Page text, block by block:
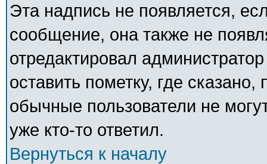
Эта надпись не появляется,
сообщение, она также не
отредактировал
оставить пометку, где
обычные пользователи не
уже кто-то ответил.
Вернуться к началу